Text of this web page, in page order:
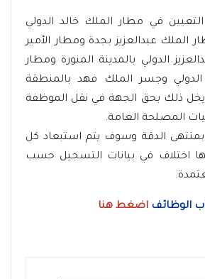
في مطار الملك خالد الدولي
الملك عبدالعزيز بجدة ومطار الأمير
الدولي بالمدينة المنورة ومطار
وجسر الملك فهد بالمنطقة
يخل ذلك بحق الجهة في نقل الموظفة
المصلحة العامة.
بمنتهى الدقة وسوف يتم استبعاد كل
اختلاف في بيانات التسجيل حسب
الوظائف اضغط هنا